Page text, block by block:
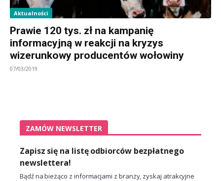
Aktualności
Prawie 120 tys. zł na kampanię
informacyjną w reakcji na kryzys
wizerunkowy producentów wołowiny
07/03/2019
ZAMÓW NEWSLETTER
Zapisz się na listę odbiorców bezpłatnego
newslettera!
Bądź na bieżąco z informacjami z branży, zyskaj atrakcyjne